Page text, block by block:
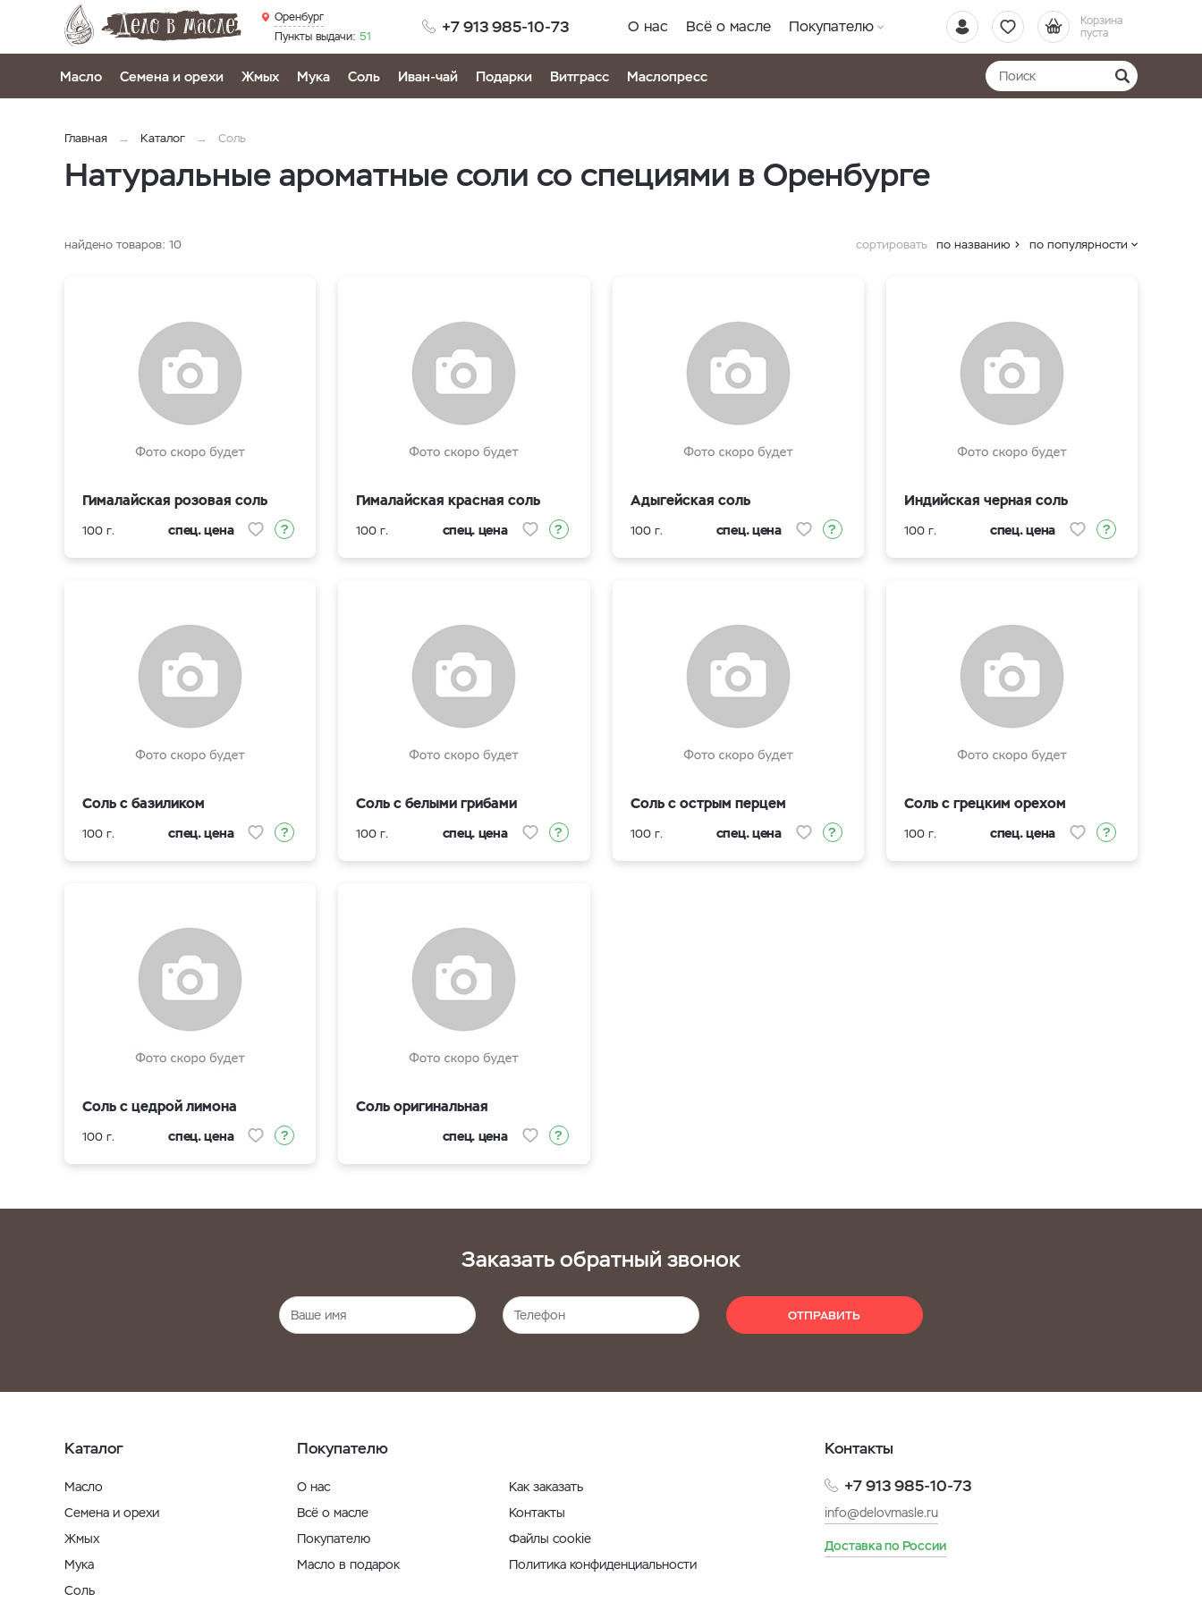
+7 913 985-10-73
Корзина
пуста
Оренбург
Пункты выдачи: 51
О нас Всё о масле Покупателю
Масло Семена и орехи Жмых Мука Соль Иван-чай Подарки Витграсс Маслопресс
Главная Каталог Соль
Натуральные ароматные соли со специями в Оренбурге
найдено товаров: 10 сортировать по названию по популярности
Гималайская розовая соль
100 г. спец. цена
Гималайская красная соль
100 г. спец. цена
Адыгейская соль
100 г. спец. цена
Индийская черная соль
100 г. спец. цена
Соль с базиликом
100 г. спец. цена
Соль с белыми грибами
100 г. спец. цена
Соль с острым перцем
100 г. спец. цена
Соль с грецким орехом
100 г. спец. цена
Соль с цедрой лимона
100 г. спец. цена
Соль оригинальная
спец. цена
Заказать обратный звонок
ОТПРАВИТЬ
Каталог
Масло
Семена и орехи
Жмых
Мука
Соль
Покупателю
О нас
Всё о масле
Покупателю
Масло в подарок
Как заказать
Контакты
Файлы cookie
Политика конфиденциальности
Контакты
+7 913 985-10-73
info@delovmasle.ru
Доставка по России